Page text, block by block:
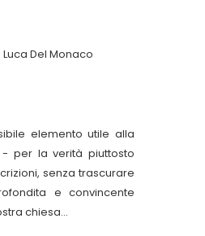
Del Monaco
elemento utile alla
per la verità piuttosto
senza trascurare
e convincente
chiesa...